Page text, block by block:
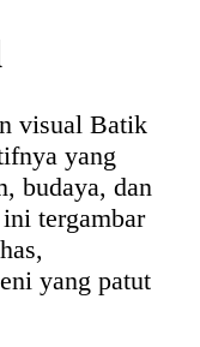
visual Batik
yang
budaya, dan
tergambar
yang patut